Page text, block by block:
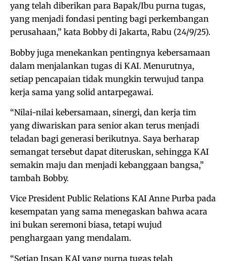
yang telah diberikan para Bapak/Ibu purna tugas,
yang menjadi fondasi penting bagi perkembangan
perusahaan,” kata Bobby di Jakarta, Rabu (24/9/25).
Bobby juga menekankan pentingnya kebersamaan
dalam menjalankan tugas di KAI. Menurutnya,
setiap pencapaian tidak mungkin terwujud tanpa
kerja sama yang solid antarpegawai.
“Nilai-nilai kebersamaan, sinergi, dan kerja tim
yang diwariskan para senior akan terus menjadi
teladan bagi generasi berikutnya. Saya berharap
semangat tersebut dapat diteruskan, sehingga KAI
semakin maju dan menjadi kebanggaan bangsa,”
tambah Bobby.
Vice President Public Relations KAI Anne Purba pada
kesempatan yang sama menegaskan bahwa acara
ini bukan seremoni biasa, tetapi wujud
penghargaan yang mendalam.
“Setiap Insan KAI yang purna tugas telah